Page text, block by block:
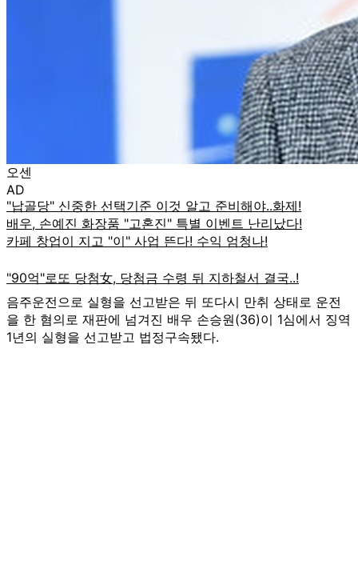
오센
AD
음주운전으로 실형을 선고받은 뒤 또다시 만취 상태로 운전
을 한 혐의로 재판에 넘겨진 배우 손승원(36)이 1심에서 징역
1년의 실형을 선고받고 법정구속됐다.